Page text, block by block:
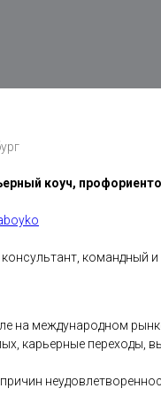
коуч,
командный и
на международном
карьерные переходы,